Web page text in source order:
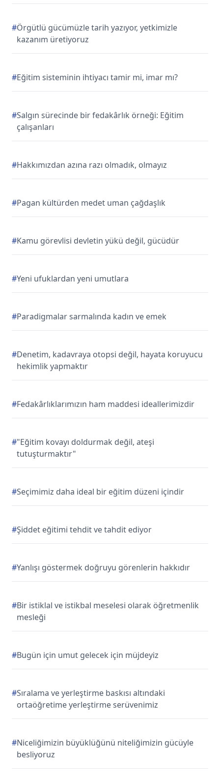
#Örgütlü gücümüzle tarih yazıyor, yetkimizle
kazanım üretiyoruz
#Eğitim sisteminin ihtiyacı tamir mi, imar mı?
#Salgın sürecinde bir fedakârlık örneği: Eğitim
çalışanları
#Hakkımızdan azına razı olmadık, olmayız
#Pagan kültürden medet uman çağdaşlık
#Kamu görevlisi devletin yükü değil, gücüdür
#Yeni ufuklardan yeni umutlara
#Paradigmalar sarmalında kadın ve emek
#Denetim, kadavraya otopsi değil, hayata koruyucu
hekimlik yapmaktır
#Fedakârlıklarımızın ham maddesi ideallerimizdir
#"Eğitim kovayı doldurmak değil, ateşi
tutuşturmaktır"
#Seçimimiz daha ideal bir eğitim düzeni içindir
#Şiddet eğitimi tehdit ve tahdit ediyor
#Yanlışı göstermek doğruyu görenlerin hakkıdır
#Bir istiklal ve istikbal meselesi olarak öğretmenlik
mesleği
#Bugün için umut gelecek için müjdeyiz
#Sıralama ve yerleştirme baskısı altındaki
ortaöğretime yerleştirme serüvenimiz
#Niceliğimizin büyüklüğünü niteliğimizin gücüyle
besliyoruz